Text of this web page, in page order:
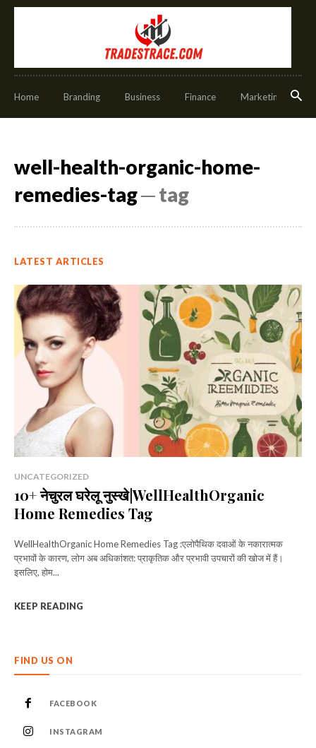
Home Branding Business Finance Marketing
well-health-organic-home-
remedies-tag─ tag
LATEST ARTICLES
UNCATEGORIZED
10+ नेचुरल घरेलू नुस्खे|WellHealthOrganic
Home Remedies Tag
WellHealthOrganic Home Remedies Tag :एलोपैथिक दवाओं के नकारात्मक
प्रभावों के कारण, लोग अब अधिकांशत: प्राकृतिक और प्रभावी उपचारों की खोज में हैं।
इसलिए, होम...
KEEP READING
FIND US ON
FACEBOOK
INSTAGRAM